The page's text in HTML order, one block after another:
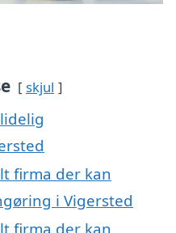
skjul
firma der kan
i Vigersted
firma der kan